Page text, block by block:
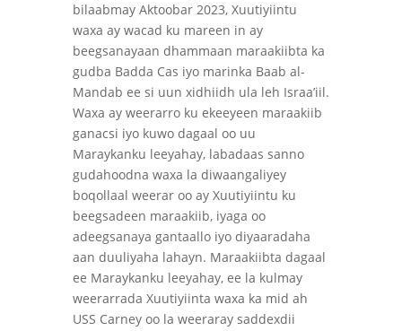
bilaabmay Aktoobar 2023, Xuutiyiintu
waxa ay wacad ku mareen in ay
beegsanayaan dhammaan maraakiibta ka
gudba Badda Cas iyo marinka Baab al-
Mandab ee si uun xidhiidh ula leh Israa’iil.
Waxa ay weerarro ku ekeeyeen maraakiib
ganacsi iyo kuwo dagaal oo uu
Maraykanku leeyahay, labadaas sanno
gudahoodna waxa la diwaangaliyey
boqollaal weerar oo ay Xuutiyiintu ku
beegsadeen maraakiib, iyaga oo
adeegsanaya gantaallo iyo diyaaradaha
aan duuliyaha lahayn. Maraakiibta dagaal
ee Maraykanku leeyahay, ee la kulmay
weerarrada Xuutiyiinta waxa ka mid ah
USS Carney oo la weeraray saddexdii